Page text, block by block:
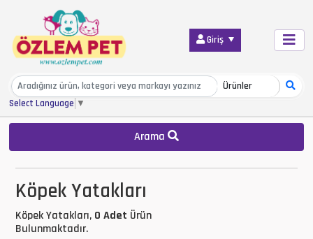
Giriş
Select Language ▼
Arama
Köpek Yatakları
Köpek Yatakları, 0 Adet Ürün
Bulunmaktadır.